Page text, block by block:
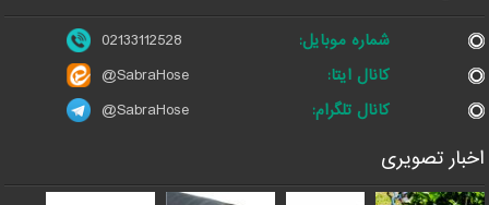
شماره موبایل:
02133112528
کانال ایتا:
@SabraHose
کانال تلگرام:
@SabraHose
اخبار تصویری